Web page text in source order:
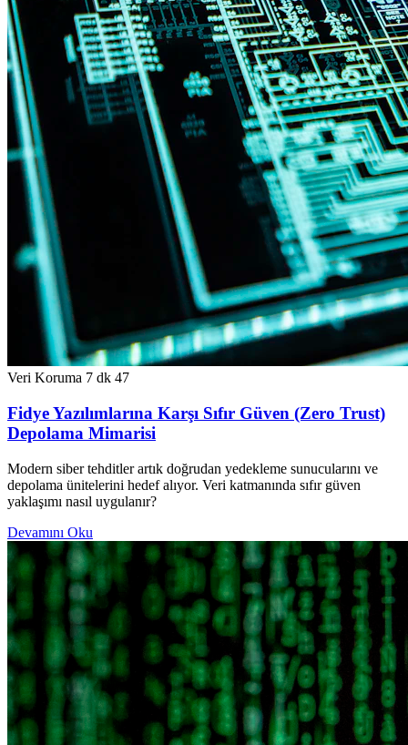
Veri Koruma 7 dk 47
Fidye Yazılımlarına Karşı Sıfır Güven (Zero Trust)
Depolama Mimarisi
Modern siber tehditler artık doğrudan yedekleme sunucularını ve
depolama ünitelerini hedef alıyor. Veri katmanında sıfır güven
yaklaşımı nasıl uygulanır?
Devamını Oku